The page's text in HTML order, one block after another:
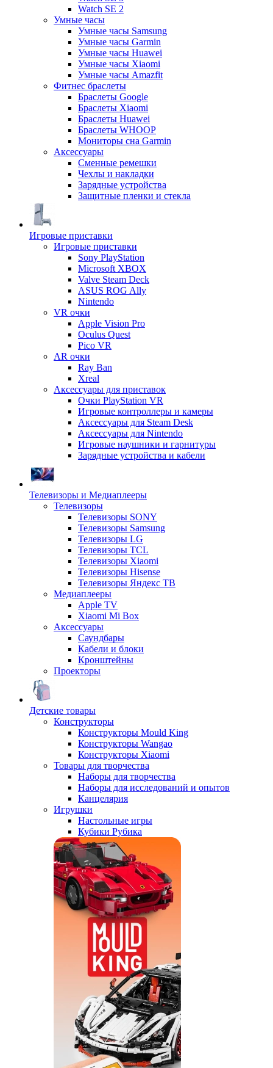
Watch SE 2
Умные часы
Умные часы Samsung
Умные часы Garmin
Умные часы Huawei
Умные часы Xiaomi
Умные часы Amazfit
Фитнес браслеты
Браслеты Google
Браслеты Xiaomi
Браслеты Huawei
Браслеты WHOOP
Мониторы сна Garmin
Аксессуары
Сменные ремешки
Чехлы и накладки
Зарядные устройства
Защитные пленки и стекла
Игровые приставки
Игровые приставки
Sony PlayStation
Microsoft XBOX
Valve Steam Deck
ASUS ROG Ally
Nintendo
VR очки
Apple Vision Pro
Oculus Quest
Pico VR
AR очки
Ray Ban
Xreal
Аксессуары для приставок
Очки PlayStation VR
Игровые контроллеры и камеры
Аксессуары для Steam Desk
Аксессуары для Nintendo
Игровые наушники и гарнитуры
Зарядные устройства и кабели
Телевизоры и Медиаплееры
Телевизоры
Телевизоры SONY
Телевизоры Samsung
Телевизоры LG
Телевизоры TCL
Телевизоры Xiaomi
Телевизоры Hisense
Телевизоры Яндекс ТВ
Медиаплееры
Apple TV
Xiaomi Mi Box
Аксессуары
Саундбары
Кабели и блоки
Кронштейны
Проекторы
Детские товары
Конструкторы
Конструкторы Mould King
Конструкторы Wangao
Конструкторы Xiaomi
Товары для творчества
Наборы для творчества
Наборы для исследований и опытов
Канцелярия
Игрушки
Настольные игры
Кубики Рубика